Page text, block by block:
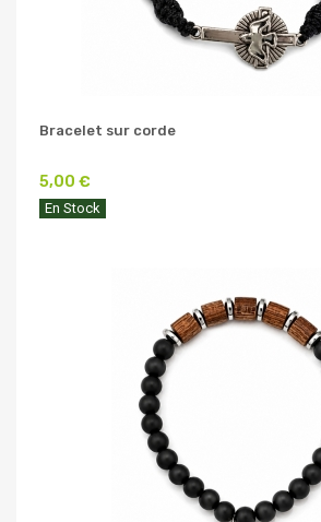
Bracelet sur corde
5,00 €
En Stock